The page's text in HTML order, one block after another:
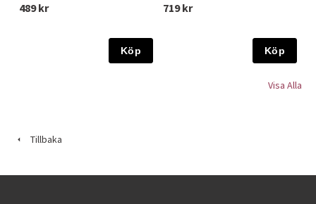
489 kr
Köp
719 kr
Köp
Visa Alla
Tillbaka